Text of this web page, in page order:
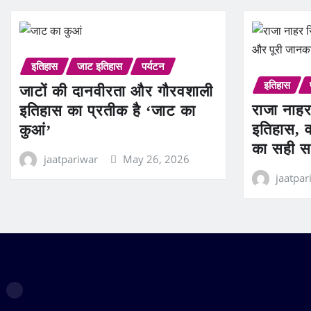
इतिहास जाट इतिहास पर्यटन
जाटों की दानवीरता और गौरवशाली
इतिहास का प्रतीक है ‘जाट का
कुआं’
jaatpariwar May 26, 2026
इतिहास
राजा
इतिहास,
का सही